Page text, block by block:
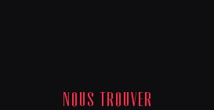
NOUS TROUVER